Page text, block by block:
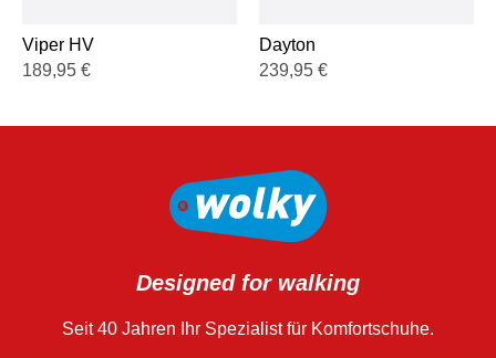
Viper HV
189,95 €
Dayton
239,95 €
Designed for walking
Seit 40 Jahren Ihr Spezialist für Komfortschuhe.